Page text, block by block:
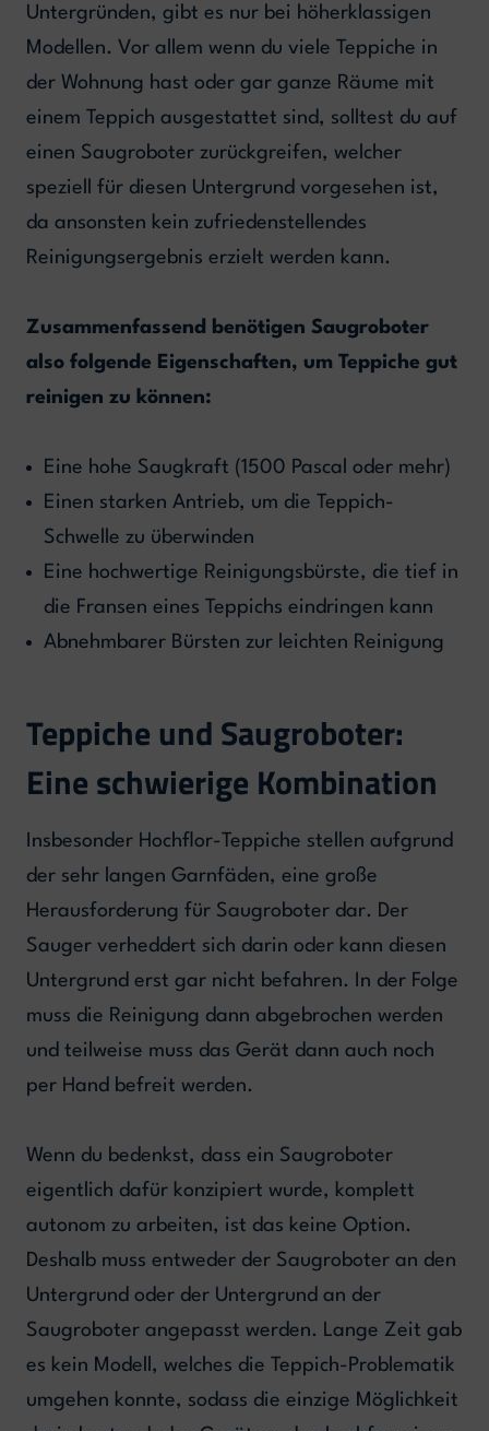
Untergründen, gibt es nur bei höherklassigen
Modellen. Vor allem wenn du viele Teppiche in
der Wohnung hast oder gar ganze Räume mit
einem Teppich ausgestattet sind, solltest du auf
einen Saugroboter zurückgreifen, welcher
speziell für diesen Untergrund vorgesehen ist,
da ansonsten kein zufriedenstellendes
Reinigungsergebnis erzielt werden kann.
Zusammenfassend benötigen Saugroboter
also folgende Eigenschaften, um Teppiche gut
reinigen zu können:
Eine hohe Saugkraft (1500 Pascal oder mehr)
Einen starken Antrieb, um die Teppich-
Schwelle zu überwinden
Eine hochwertige Reinigungsbürste, die tief in
die Fransen eines Teppichs eindringen kann
Abnehmbarer Bürsten zur leichten Reinigung
Teppiche und Saugroboter:
Eine schwierige Kombination
Insbesonder Hochflor-Teppiche stellen aufgrund
der sehr langen Garnfäden, eine große
Herausforderung für Saugroboter dar. Der
Sauger verheddert sich darin oder kann diesen
Untergrund erst gar nicht befahren. In der Folge
muss die Reinigung dann abgebrochen werden
und teilweise muss das Gerät dann auch noch
per Hand befreit werden.
Wenn du bedenkst, dass ein Saugroboter
eigentlich dafür konzipiert wurde, komplett
autonom zu arbeiten, ist das keine Option.
Deshalb muss entweder der Saugroboter an den
Untergrund oder der Untergrund an der
Saugroboter angepasst werden. Lange Zeit gab
es kein Modell, welches die Teppich-Problematik
umgehen konnte, sodass die einzige Möglichkeit